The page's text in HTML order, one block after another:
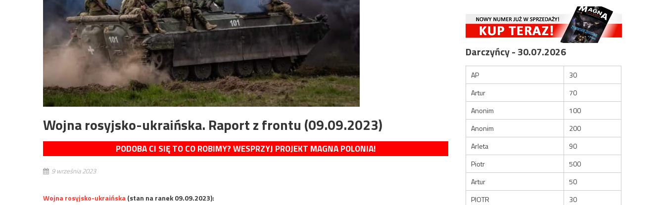
Wojna rosyjsko-ukraińska. Raport z frontu (09.09.2023)
PODOBA CI SIĘ TO CO ROBIMY? WESPRZYJ PROJEKT MAGNA POLONIA!
9 września 2023
Wojna rosyjsko-ukraińska(stan na ranek 09.09.2023):
Darczyńcy - 30.07.2026
AP
30
Artur
70
Anonim
100
Anonim
200
Arleta
90
Piotr
500
Artur
50
PIOTR
30